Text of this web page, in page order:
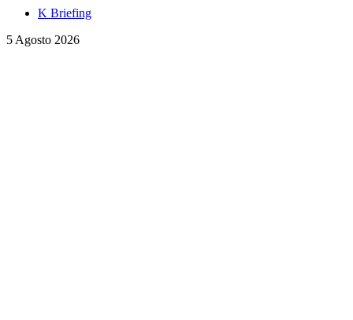
K Briefing
5 Agosto 2026